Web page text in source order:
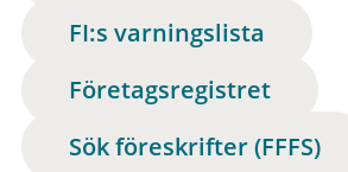
FI:s varningslista
Företagsregistret
Sök föreskrifter (FFFS)